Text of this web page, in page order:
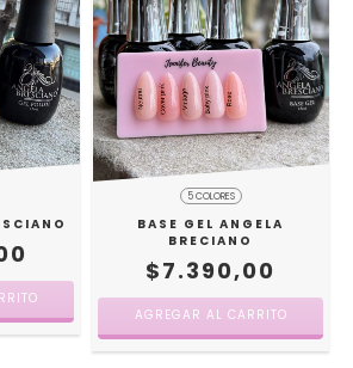
5 COLORES
BASE GEL ANGELA
BRECIANO
$7.390,00
AGREGAR AL CARRITO